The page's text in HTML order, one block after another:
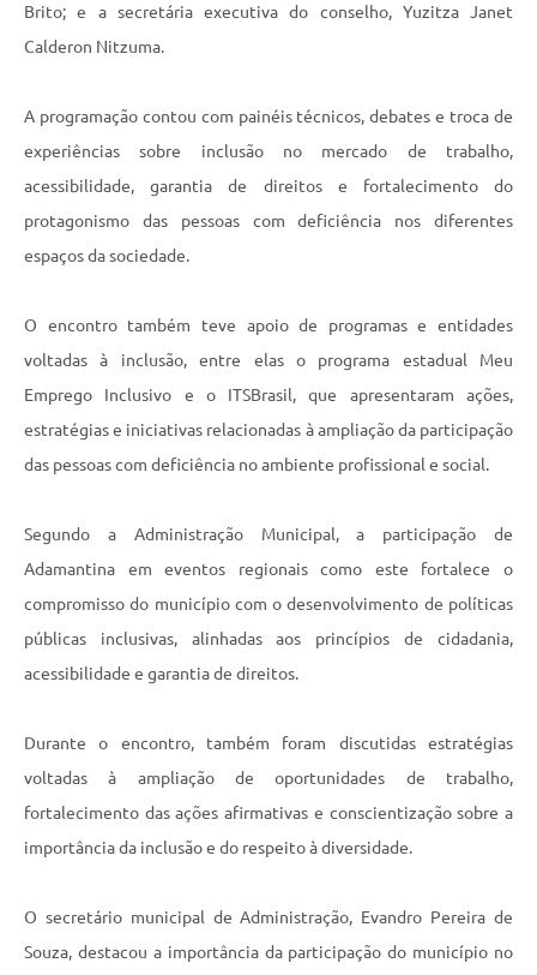
Brito; e a secretária executiva do conselho, Yuzitza Janet
Calderon Nitzuma.
A programação contou com painéis técnicos, debates e troca de
experiências sobre inclusão no mercado de trabalho,
acessibilidade, garantia de direitos e fortalecimento do
protagonismo das pessoas com deficiência nos diferentes
espaços da sociedade.
O encontro também teve apoio de programas e entidades
voltadas à inclusão, entre elas o programa estadual Meu
Emprego Inclusivo e o ITSBrasil, que apresentaram ações,
estratégias e iniciativas relacionadas à ampliação da participação
das pessoas com deficiência no ambiente profissional e social.
Segundo a Administração Municipal, a participação de
Adamantina em eventos regionais como este fortalece o
compromisso do município com o desenvolvimento de políticas
públicas inclusivas, alinhadas aos princípios de cidadania,
acessibilidade e garantia de direitos.
Durante o encontro, também foram discutidas estratégias
voltadas à ampliação de oportunidades de trabalho,
fortalecimento das ações afirmativas e conscientização sobre a
importância da inclusão e do respeito à diversidade.
O secretário municipal de Administração, Evandro Pereira de
Souza, destacou a importância da participação do município no